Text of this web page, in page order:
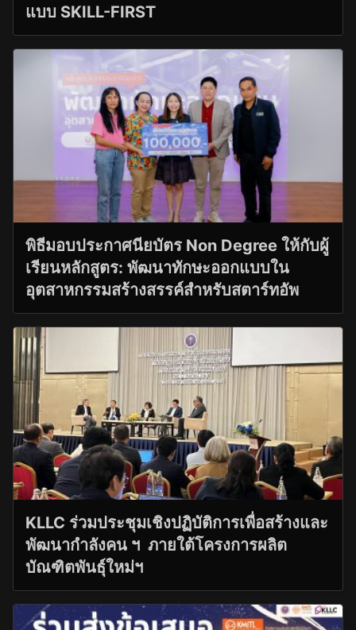
แบบ SKILL-FIRST
พิธีมอบประกาศนียบัตร Non Degree ให้กับผู้
เรียนหลักสูตร: พัฒนาทักษะออกแบบใน
อุตสาหกรรมสร้างสรรค์สำหรับสตาร์ทอัพ
KLLC ร่วมประชุมเชิงปฏิบัติการเพื่อสร้างและ
พัฒนากำลังคน ฯ ภายใต้โครงการผลิต
บัณฑิตพันธุ์ใหม่ฯ